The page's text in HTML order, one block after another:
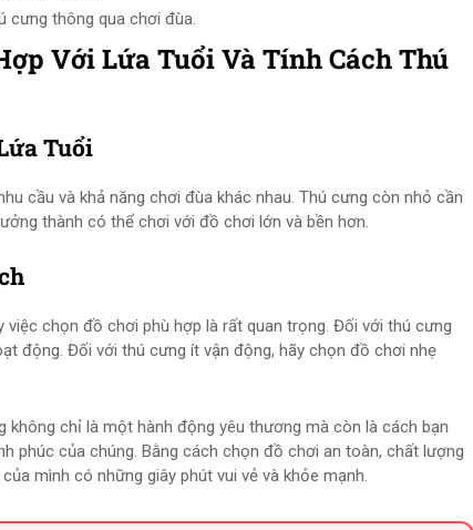
cưng thông qua chơi đùa.
Với Lứa Tuổi Và Tính Cách Thú
Tuổi
cầu và khả năng chơi đùa khác nhau. Thú cưng còn nhỏ cần
thành có thể chơi với đồ chơi lớn và bền hơn.
việc chọn đồ chơi phù hợp là rất quan trọng. Đối với thú cưng
động. Đối với thú cưng ít vận động, hãy chọn đồ chơi nhẹ
chỉ là một hành động yêu thương mà còn là cách bạn
phúc của chúng. Bằng cách chọn đồ chơi an toàn, chất lượng
mình có những giây phút vui vẻ và khỏe mạnh.